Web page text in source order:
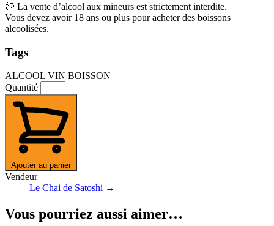
🔞 La vente d’alcool aux mineurs est strictement interdite.
Vous devez avoir 18 ans ou plus pour acheter des boissons
alcoolisées.
Tags
ALCOOL VIN BOISSON
Quantité
Ajouter au panier
Vendeur
Le Chai de Satoshi →
Vous pourriez aussi aimer…